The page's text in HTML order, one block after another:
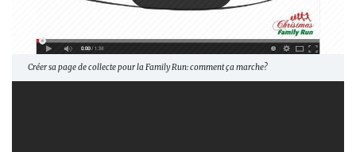
Créer sa page de collecte pour la Family Run: comment ça marche?